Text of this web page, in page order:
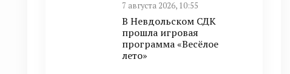
7 августа 2026, 10:55
В Невдольском СДК
прошла игровая
программа «Весёлое
лето»